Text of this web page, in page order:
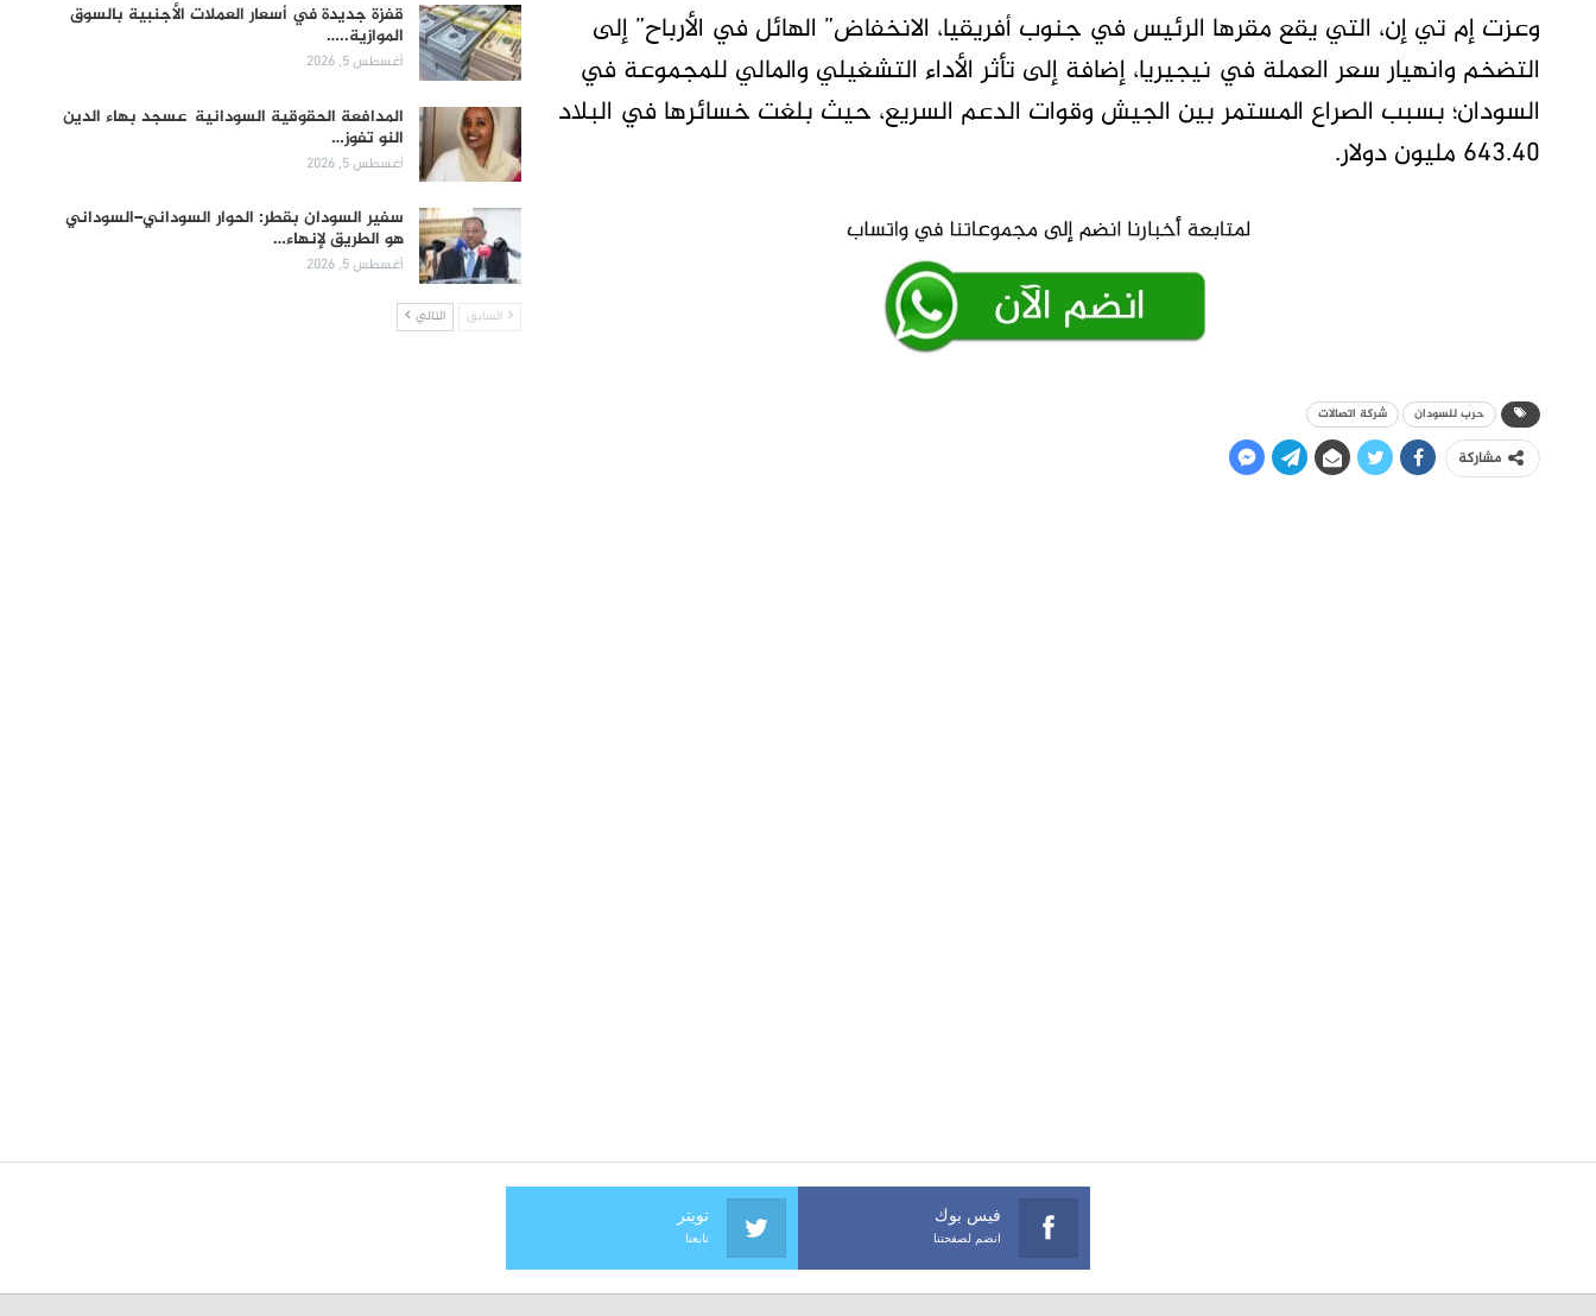
وعزت إم تي إن، التي يقع مقرها الرئيس في جنوب أفريقيا، الانخفاض” الهائل في الأرباح” إلى
التضخم وانهيار سعر العملة في نيجيريا، إضافة إلى تأثر الأداء التشغيلي والمالي للمجموعة في
السودان؛ بسبب الصراع المستمر بين الجيش وقوات الدعم السريع، حيث بلغت خسائرها في البلاد
643.40 مليون دولار.
حرب للسودان شركة اتصالات
مشاركة
قفزة جديدة في أسعار العملات الأجنبية بالسوق
الموازية..…
أغسطس 5, 2026
المدافعة الحقوقية السودانية عسجد بهاء الدين
النو تفوز…
أغسطس 5, 2026
سفير السودان بقطر: الحوار السوداني–السوداني
هو الطريق لإنهاء…
أغسطس 5, 2026
السابق التالي
فيس بوك
انضم لصفحتنا
تويتر
تابعنا